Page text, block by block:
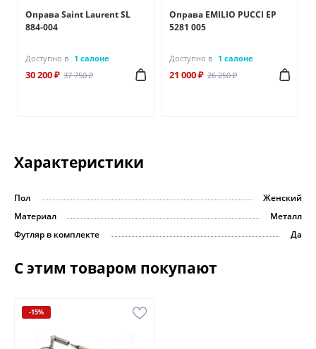
Оправа Saint Laurent SL
884-004
Доступно в 1 салоне
30 200 ₽ 37 750 ₽
Оправа EMILIO PUCCI EP
5281 005
Доступно в 1 салоне
21 000 ₽ 26 250 ₽
Характеристики
Пол
Женский
Материал
Металл
Футляр в комплекте
Да
С этим товаром покупают
-15%